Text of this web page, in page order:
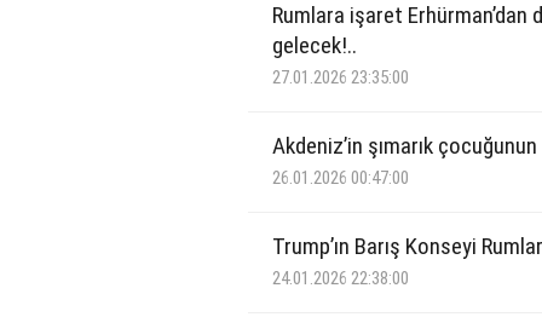
Rumlara işaret Erhürman’dan
gelecek!..
27.01.2026 23:35:00
Akdeniz’in şımarık çocuğunun
26.01.2026 00:47:00
Trump’ın Barış Konseyi
24.01.2026 22:38:00